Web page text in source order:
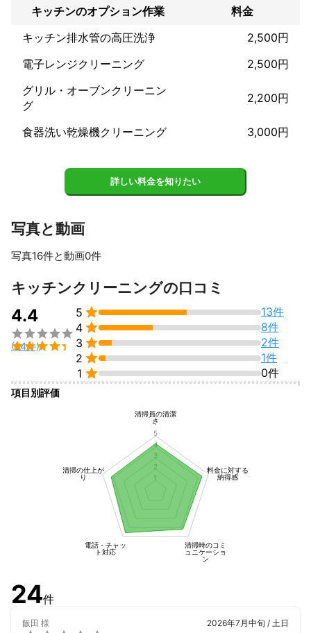
お値段以上の
満足感をお約束します
キッチンのオプション作業
料金
キッチン排水管の高圧洗浄
2,500円
電子レンジクリーニング
2,500円
グリル・オーブンクリーニン
グ
2,200円
食器洗い乾燥機クリーニング 3,000円
詳しい料金を知りたい
写真と動画
写真16件と動画0件
すべて見る
キッチンクリーニングの口コミ
4.4


(24件)
5 
13件
4 
8件
3 
2件
2 
1件
1  0件
項目別評価
清掃員の清潔
さ
料金に対する
納得感
清掃時のコミ
ュニケーショ
ン
電話・チャッ
ト対応
清掃の仕上が
り
1
2
3
4
5
24件
飯田 様
2026年7月中旬 / 土日